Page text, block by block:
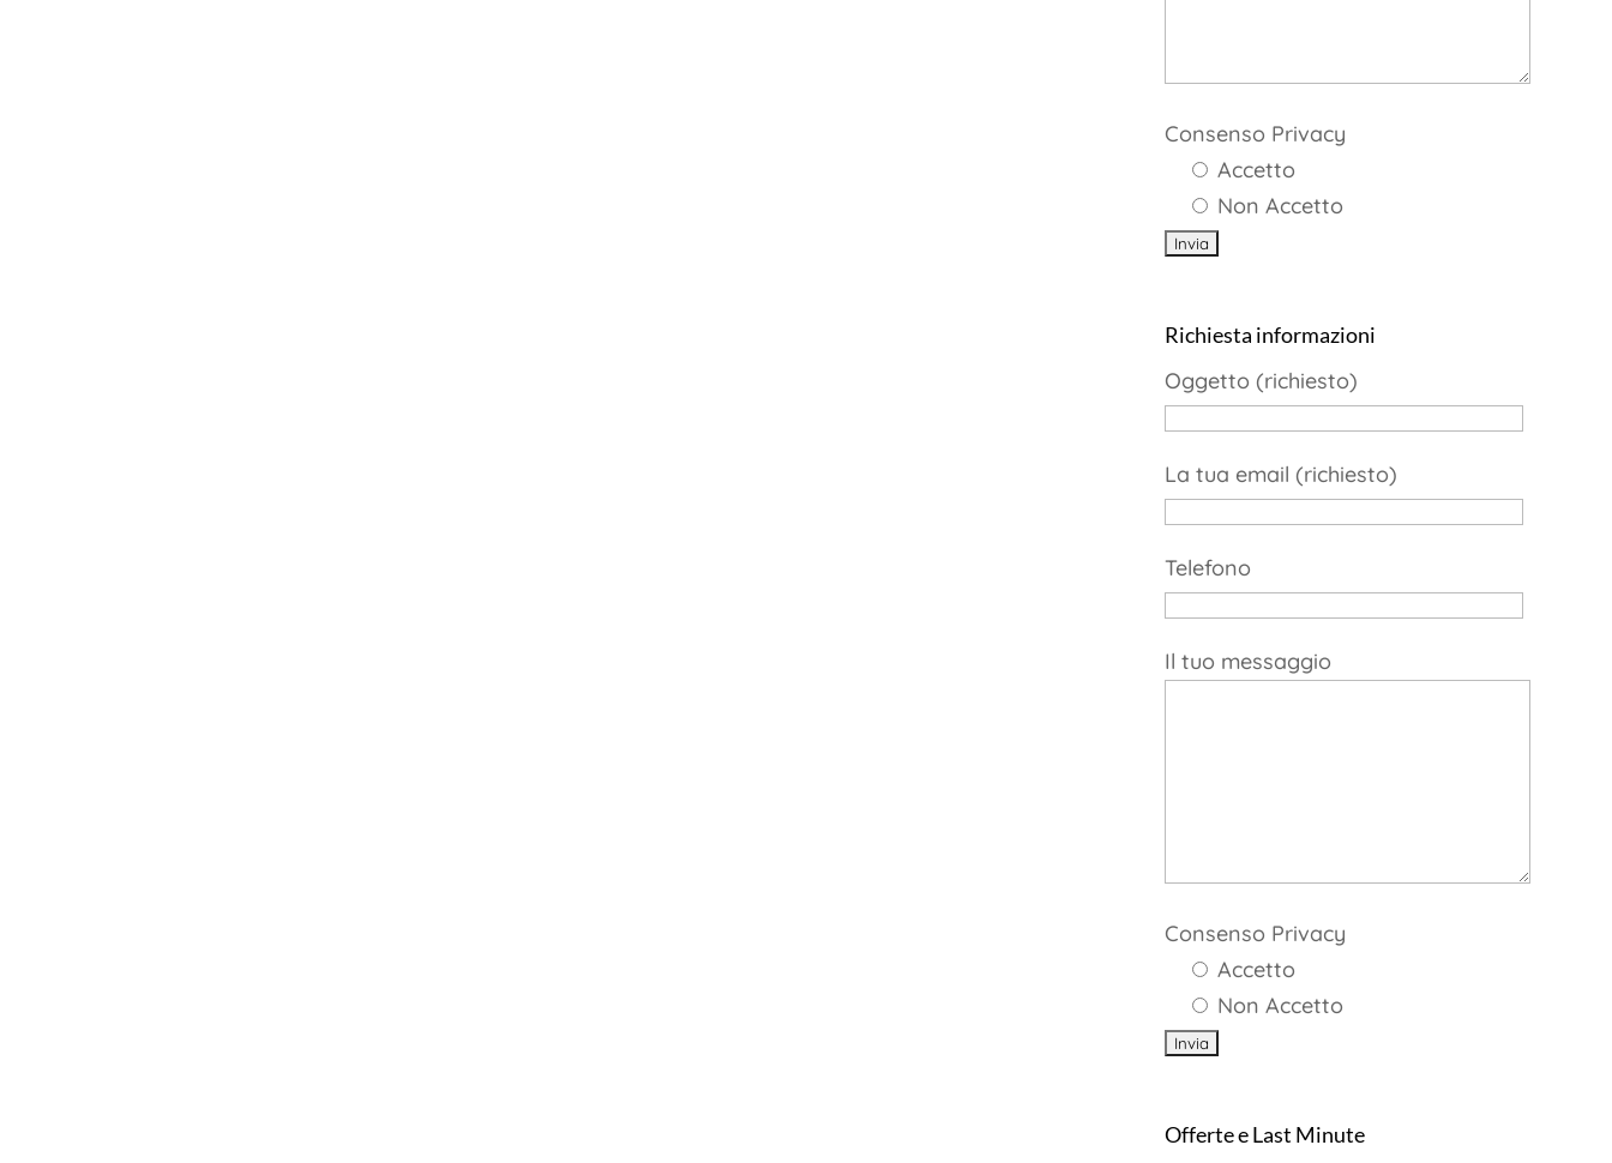
Consenso Privacy
Accetto
Non Accetto
Richiesta informazioni
Oggetto (richiesto)
La tua email (richiesto)
Telefono
Il tuo messaggio
Consenso Privacy
Accetto
Non Accetto
Offerte e Last Minute